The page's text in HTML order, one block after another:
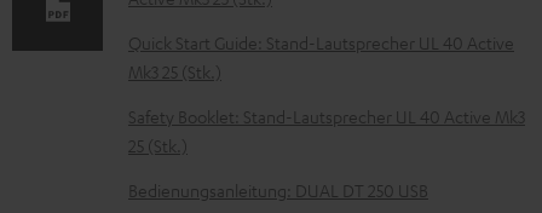
e
z
u
m
H
Quick Start Guide: Stand-Lautsprecher UL 40 Active
Mk3 25 (Stk.)
Safety Booklet: Stand-Lautsprecher UL 40 Active Mk3
25 (Stk.)
Bedienungsanleitung: DUAL DT 250 USB